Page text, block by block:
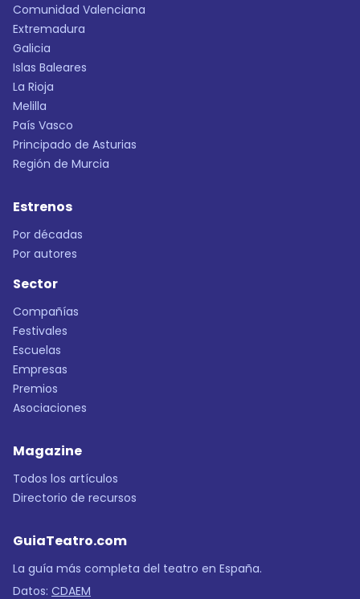
Comunidad Valenciana
Extremadura
Galicia
Islas Baleares
La Rioja
Melilla
País Vasco
Principado de Asturias
Región de Murcia
Estrenos
Por décadas
Por autores
Sector
Compañías
Festivales
Escuelas
Empresas
Premios
Asociaciones
Magazine
Todos los artículos
Directorio de recursos
GuiaTeatro.com
La guía más completa del teatro en España.
Datos: CDAEM